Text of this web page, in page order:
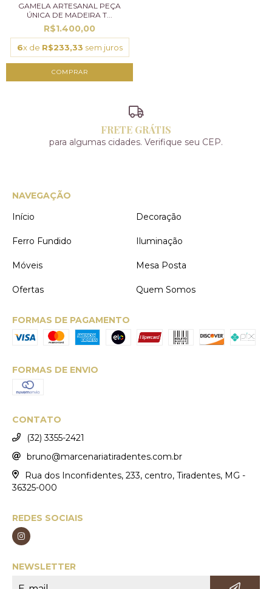
GAMELA ARTESANAL PEÇA
ÚNICA DE MADEIRA T...
R$1.400,00
6x de R$233,33 sem juros
FRETE GRÁTIS
para algumas cidades. Verifique seu CEP.
NAVEGAÇÃO
Início
Decoração
Ferro Fundido Iluminação
Móveis Mesa Posta
Ofertas Quem Somos
FORMAS DE PAGAMENTO
FORMAS DE ENVIO
CONTATO
(32) 3355-2421
bruno@marcenariatiradentes.com.br
Rua dos Inconfidentes, 233, centro, Tiradentes, MG -
36325-000
REDES SOCIAIS
NEWSLETTER